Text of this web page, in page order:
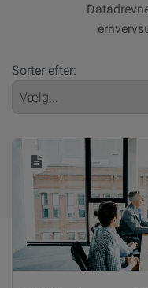
Sorter efter: